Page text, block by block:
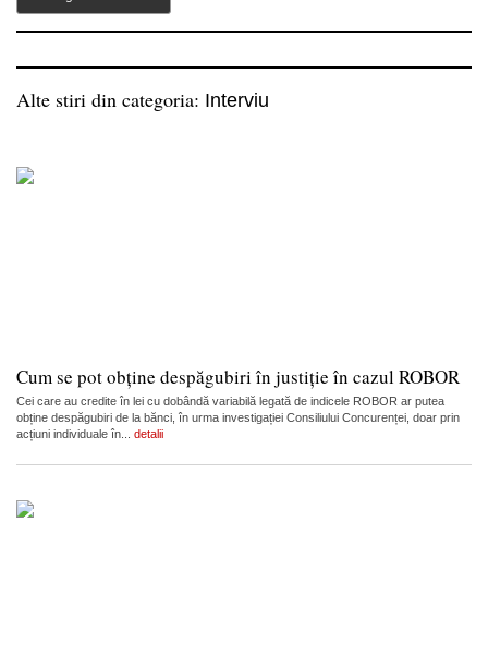
Alte stiri din categoria: Interviu
Cum se pot obține despăgubiri în justiție în cazul ROBOR
Cei care au credite în lei cu dobândă variabilă legată de indicele ROBOR ar putea
obține despăgubiri de la bănci, în urma investigației Consiliului Concurenței, doar prin
acțiuni individuale în... detalii